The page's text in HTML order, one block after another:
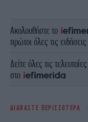
Ακολουθήστε το
πρώτοι όλες τις ειδήσεις
Δείτε όλες τις τελευταίες
στο
ΔΙΑΒΑΣΤΕ ΠΕΡΙΣΣΟΤΕΡΑ